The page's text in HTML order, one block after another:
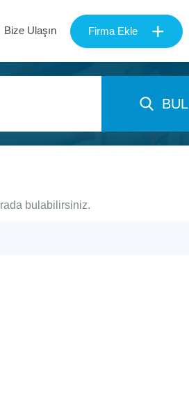
Bize Ulaşın Firma Ekle +
BUL
bulabilirsiniz.